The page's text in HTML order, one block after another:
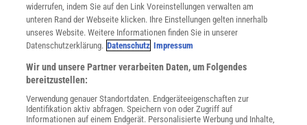
widerrufen, indem Sie auf den Link Voreinstellungen verwalten am
unteren Rand der Webseite klicken. Ihre Einstellungen gelten innerhalb
unseres Website. Weitere Informationen finden Sie in unserer
Datenschutzerklärung. Datenschutz Impressum
Wir und unsere Partner verarbeiten Daten, um Folgendes
bereitzustellen:
Verwendung genauer Standortdaten. Endgeräteeigenschaften zur
Identifikation aktiv abfragen. Speichern von oder Zugriff auf
Informationen auf einem Endgerät. Personalisierte Werbung und Inhalte,